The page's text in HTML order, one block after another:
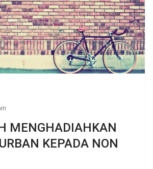
MENGHADIAHKAN
KEPADA NON